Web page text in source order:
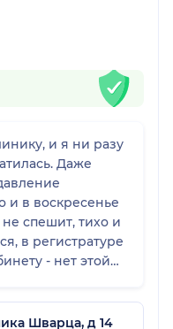
и я ни разу
Даже
и в воскресенье
спешит, тихо и
в регистратуре
- нет этой
Шварца, д 14